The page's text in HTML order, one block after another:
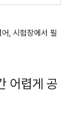
, 시험장에서 필
어렵게 공